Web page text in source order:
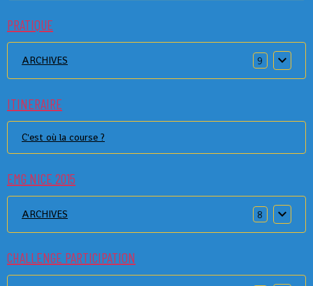
PRATIQUE
ARCHIVES 9
ITINERAIRE
C'est où la course ?
EMG NICE 2015
ARCHIVES 8
CHALLENGE PARTICIPATION